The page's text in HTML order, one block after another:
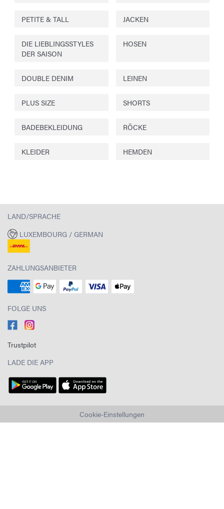
PETITE & TALL JACKEN
DIE LIEBLINGSSTYLES
DER SAISON
HOSEN
DOUBLE DENIM LEINEN
PLUS SIZE SHORTS
BADEBEKLEIDUNG RÖCKE
KLEIDER HEMDEN
LAND/SPRACHE
LUXEMBOURG / GERMAN
ZAHLUNGSANBIETER
FOLGE UNS
Trustpilot
LADE DIE APP
Cookie-Einstellungen